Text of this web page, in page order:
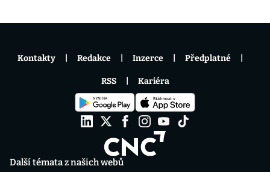
Další témata z našich webů
Kontakty Redakce Inzerce Předplatné
RSS Kariéra